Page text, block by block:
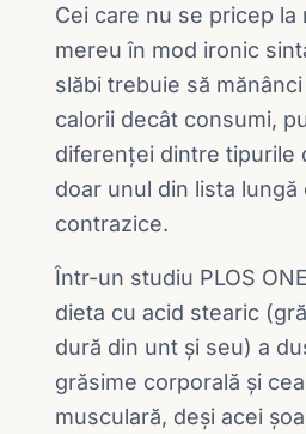
Cei care nu se pricep
mereu în mod ironic
slăbi trebuie să
calorii decât consumi,
diferenței dintre tipurile
doar unul din lista lungă
contrazice.
Într-un studiu PLOS
dieta cu acid stearic
dură din unt și seu) a
grăsime corporală și
musculară, deși acei